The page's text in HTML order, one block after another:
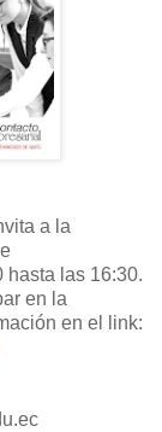
a la
hasta las 16:30.
en la
en el link: